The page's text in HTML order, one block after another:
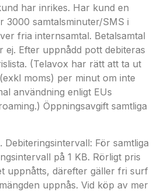
har inrikes. Har kund en
3000 samtalsminuter/SMS i
fria internsamtal. Betalsamtal
ej. Efter uppnådd pott debiteras
(Telavox har rätt att ta ut
moms) per minut om inte
användning enligt EUs
Öppningsavgift samtliga
Debiteringsintervall: För samtliga
på 1 KB. Rörligt pris
uppnåtts, därefter gäller fri surf
uppnås. Vid köp av mer